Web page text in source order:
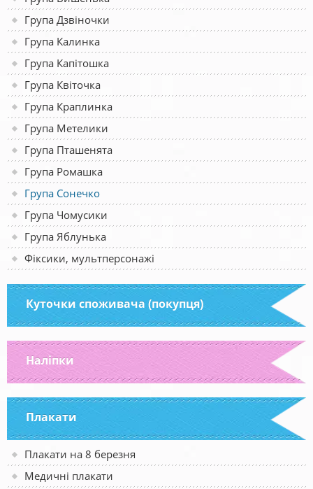
Група Дзвіночки
Група Калинка
Група Капітошка
Група Квіточка
Група Краплинка
Група Метелики
Група Пташенята
Група Ромашка
Група Сонечко
Група Чомусики
Група Яблунька
Фіксики, мультперсонажі
Куточки споживача (покупця)
Наліпки
Плакати
Плакати на 8 березня
Медичні плакати